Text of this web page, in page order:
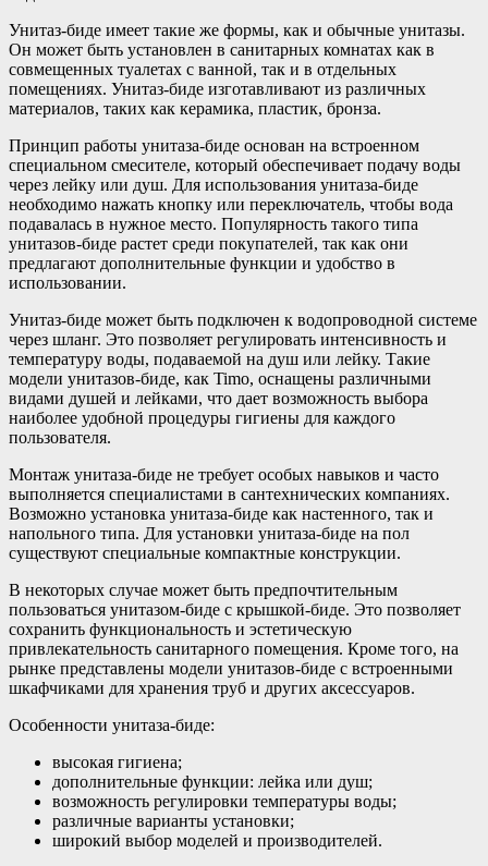
Унитаз-биде имеет такие же формы, как и обычные унитазы.
Он может быть установлен в санитарных комнатах как в
совмещенных туалетах с ванной, так и в отдельных
помещениях. Унитаз-биде изготавливают из различных
материалов, таких как керамика, пластик, бронза.
Принцип работы унитаза-биде основан на встроенном
специальном смесителе, который обеспечивает подачу воды
через лейку или душ. Для использования унитаза-биде
необходимо нажать кнопку или переключатель, чтобы вода
подавалась в нужное место. Популярность такого типа
унитазов-биде растет среди покупателей, так как они
предлагают дополнительные функции и удобство в
использовании.
Унитаз-биде может быть подключен к водопроводной системе
через шланг. Это позволяет регулировать интенсивность и
температуру воды, подаваемой на душ или лейку. Такие
модели унитазов-биде, как Timo, оснащены различными
видами душей и лейками, что дает возможность выбора
наиболее удобной процедуры гигиены для каждого
пользователя.
Монтаж унитаза-биде не требует особых навыков и часто
выполняется специалистами в сантехнических компаниях.
Возможно установка унитаза-биде как настенного, так и
напольного типа. Для установки унитаза-биде на пол
существуют специальные компактные конструкции.
В некоторых случае может быть предпочтительным
пользоваться унитазом-биде с крышкой-биде. Это позволяет
сохранить функциональность и эстетическую
привлекательность санитарного помещения. Кроме того, на
рынке представлены модели унитазов-биде с встроенными
шкафчиками для хранения труб и других аксессуаров.
Особенности унитаза-биде:
высокая гигиена;
дополнительные функции: лейка или душ;
возможность регулировки температуры воды;
различные варианты установки;
широкий выбор моделей и производителей.